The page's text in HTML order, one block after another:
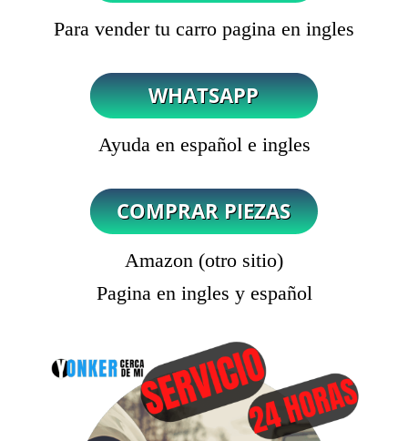
Para vender tu carro pagina en ingles
Ayuda en español e ingles
Amazon (otro sitio)
Pagina en ingles y español